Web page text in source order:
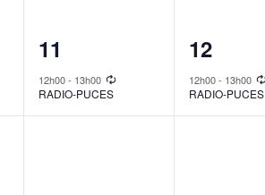
1
event,
11
12h00- 13h00
RADIO-PUCES
1
event,
12
12h00- 13h00
RADIO-PUCES